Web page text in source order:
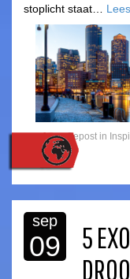
stoplicht staat…
Gepost in
sep
09
5